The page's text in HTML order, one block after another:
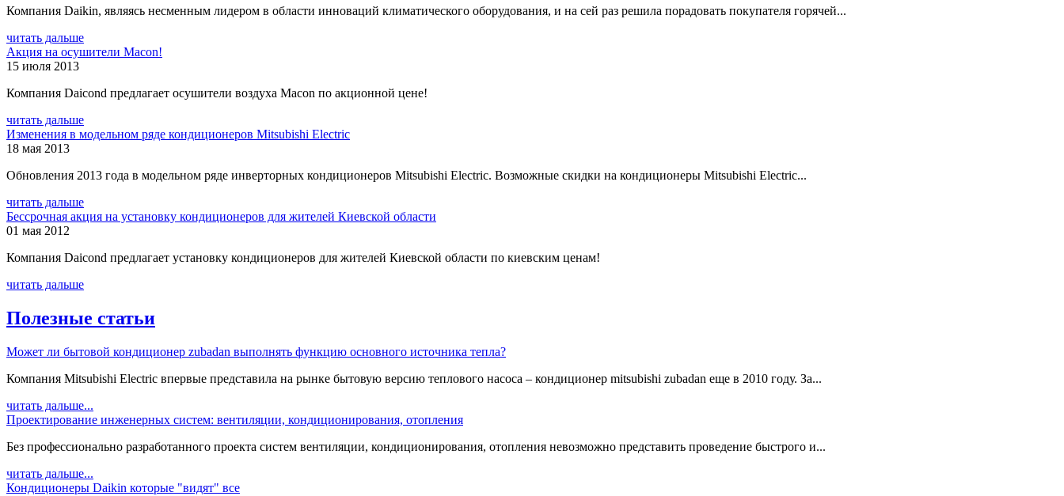
Компания Daikin, являясь несменным лидером в области инноваций климатического оборудования, и на сей раз решила порадовать покупателя горячей...
читать дальше
Акция на осушители Macon!
15 июля 2013
Компания Daicond предлагает осушители воздуха Macon по акционной цене!
читать дальше
Изменения в модельном ряде кондиционеров Mitsubishi Electric
18 мая 2013
Обновления 2013 года в модельном ряде инверторных кондиционеров Mitsubishi Electric. Возможные скидки на кондиционеры Mitsubishi Electric...
читать дальше
Бессрочная акция на установку кондиционеров для жителей Киевской области
01 мая 2012
Компания Daicond предлагает установку кондиционеров для жителей Киевской области по киевским ценам!
читать дальше
Полезные статьи
Может ли бытовой кондиционер zubadan выполнять функцию основного источника тепла?
Компания Mitsubishi Electric впервые представила на рынке бытовую версию теплового насоса – кондиционер mitsubishi zubadan еще в 2010 году. За...
читать дальше...
Проектирование инженерных систем: вентиляции, кондиционирования, отопления
Без профессионально разработанного проекта систем вентиляции, кондиционирования, отопления невозможно представить проведение быстрого и...
читать дальше...
Кондиционеры Daikin которые "видят" все